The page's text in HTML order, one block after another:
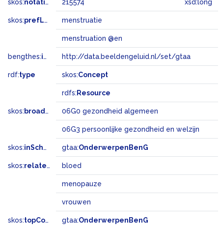
skos:notation 215574 xsd:long
skos:prefLabel menstruatie
menstruation @en
bengthes:inSet http://data.beeldengeluid.nl/set/gtaa
rdf:type skos:Concept
rdfs: Resource
skos: broadMatch 06G0 gezondheid algemeen
06G3 persoonlijke gezondheid en welzijn
skos:inScheme gtaa:OnderwerpenBenG
skos:related bloed
menopauze
vrouwen
skos:topConceptOf gtaa:OnderwerpenBenG